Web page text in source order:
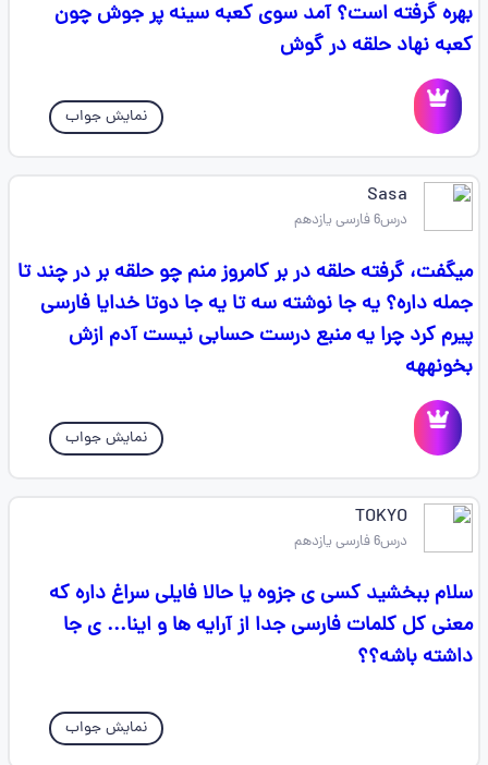
بهره گرفته است؟ آمد سوی کعبه سینه پر جوش چون
کعبه نهاد حلقه در گوش
نمایش جواب
Sasa
درس6 فارسی یازدهم
میگفت، گرفته حلقه در بر کامروز منم چو حلقه بر در چند تا
جمله داره؟ یه جا نوشته سه تا یه جا دوتا خدایا فارسی
پیرم کرد چرا یه منبع درست حسابی نیست آدم ازش
بخونههه
نمایش جواب
TOKYO
درس6 فارسی یازدهم
سلام ببخشید کسی ی جزوه یا حالا فایلی سراغ داره که
معنی کل کلمات فارسی جدا از آرایه ها و اینا... ی جا
داشته باشه؟؟
نمایش جواب